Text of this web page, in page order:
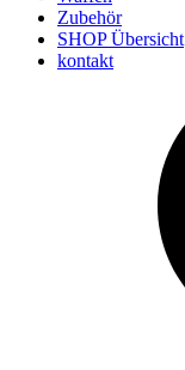
Zubehör
SHOP Übersicht
kontakt